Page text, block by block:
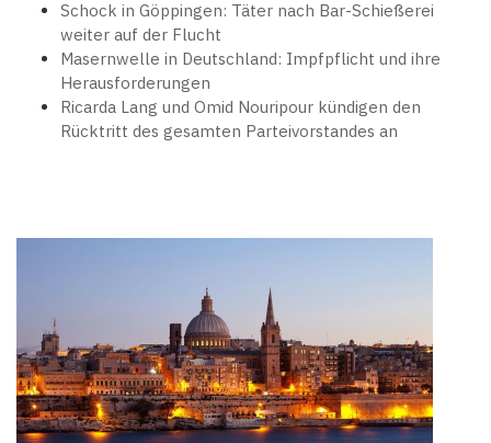
Schock in Göppingen: Täter nach Bar-Schießerei
weiter auf der Flucht
Masernwelle in Deutschland: Impfpflicht und ihre
Herausforderungen
Ricarda Lang und Omid Nouripour kündigen den
Rücktritt des gesamten Parteivorstandes an